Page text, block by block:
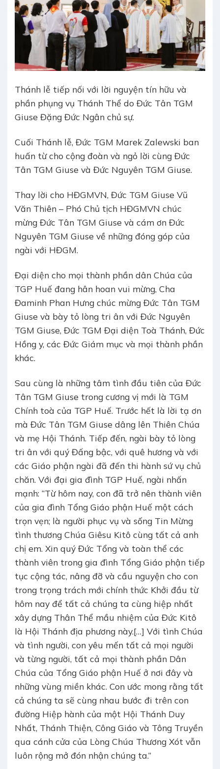
Thánh lễ tiếp nối với lời nguyện tín hữu và
phần phụng vụ Thánh Thể do Đức Tân TGM
Giuse Đặng Đức Ngân chủ sự.
Cuối Thánh lễ, Đức TGM Marek Zalewski ban
huấn từ cho cộng đoàn và ngỏ lời cùng Đức
Tân TGM Giuse và Đức Nguyên TGM Giuse.
Thay lời cho HĐGMVN, Đức TGM Giuse Vũ
Văn Thiên – Phó Chủ tịch HĐGMVN chúc
mừng Đức Tân TGM Giuse và cám ơn Đức
Nguyên TGM Giuse về những đóng góp của
ngài với HĐGM.
Đại diện cho mọi thành phần dân Chúa của
TGP Huế đang hân hoan vui mừng, Cha
Đaminh Phan Hưng chúc mừng Đức Tân TGM
Giuse và bày tỏ lòng tri ân với Đức Nguyên
TGM Giuse, Đức TGM Đại diện Toà Thánh, Đức
Hồng y, các Đức Giám mục và mọi thành phần
khác.
Sau cùng là những tâm tình đầu tiên của Đức
Tân TGM Giuse trong cương vị mới là TGM
Chính toà của TGP Huế. Trước hết là lời tạ ơn
mà Đức Tân TGM Giuse dâng lên Thiên Chúa
và mẹ Hội Thánh. Tiếp đến, ngài bày tỏ lòng
tri ân với quý Đấng bậc, với quê hương và với
các Giáo phận ngài đã đến thi hành sứ vụ chủ
chăn. Với đại gia đình TGP Huế, ngài nhấn
mạnh: “Từ hôm nay, con đã trở nên thành viên
của gia đình Tổng Giáo phận Huế một cách
trọn vẹn; là người phục vụ và sống Tin Mừng
tình thương Chúa Giêsu Kitô cùng tất cả anh
chị em. Xin quý Đức Tổng và toàn thể các
thành viên trong gia đình Tổng Giáo phận tiếp
tục cộng tác, nâng đỡ và cầu nguyện cho con
trong trọng trách mới chính thức Khởi đầu từ
hôm nay để tất cả chúng ta cùng hiệp nhất
xây dựng Thân Thể mầu nhiệm của Đức Kitô
là Hội Thánh địa phương này.[…] Với tình Chúa
và tình người, con yêu mến tất cả mọi người
và từng người, tất cả mọi thành phần Dân
Chúa của Tổng Giáo phận Huế ở nơi đây và
những vùng miền khác. Con ước mong rằng tất
cả chúng ta sẽ cùng nhau bước đi trên con
đường Hiệp hành của một Hội Thánh Duy
Nhất, Thánh Thiện, Công Giáo và Tông Truyền
qua cánh cửa của Lòng Chúa Thương Xót vẫn
luôn rộng mở đón nhận chúng ta.”